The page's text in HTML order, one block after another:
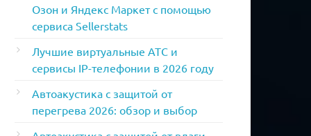
Озон и Яндекс Маркет с помощью
сервиса Sellerstats
Лучшие виртуальные АТС и
сервисы IP-телефонии в 2026 году
Автоакустика с защитой от
перегрева 2026: обзор и выбор